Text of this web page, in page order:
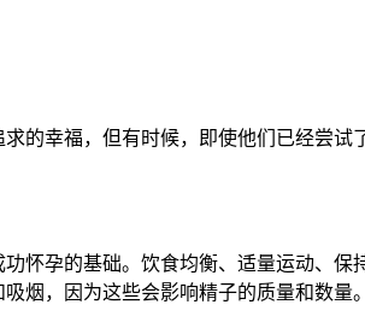
幸福，但有时候，即使他们已经尝试
孕的基础。饮食均衡、适量运动、保
烟，因为这些会影响精子的质量和数量。